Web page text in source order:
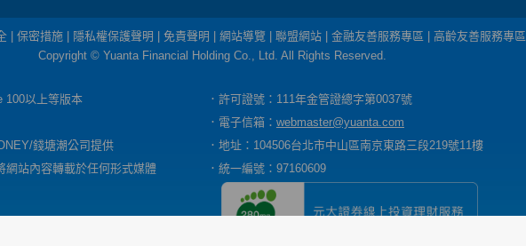
保密措施 隱私權保護聲明 免責聲明 網站導覽 聯盟網站 金融友善服務專區 高齡友善服務專區
Copyright © Yuanta Financial Holding Co., Ltd. All Rights Reserved.
100以上等版本
．許可證號：111年金管證總字第0037號
．電子信箱： webmaster@yuanta.com
錢塘潮公司提供
．地址：104506台北市中山區南京東路三段219號11樓
網站內容轉載於任何形式媒體
．統一編號：97160609